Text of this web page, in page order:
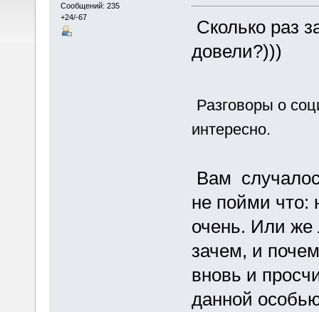
Сообщений: 235
+24/-67
Сколько раз
довели?)))
Разговоры о
интересно.
Вам
не пойми что:
очень. Или
зачем, и
вновь и
данной